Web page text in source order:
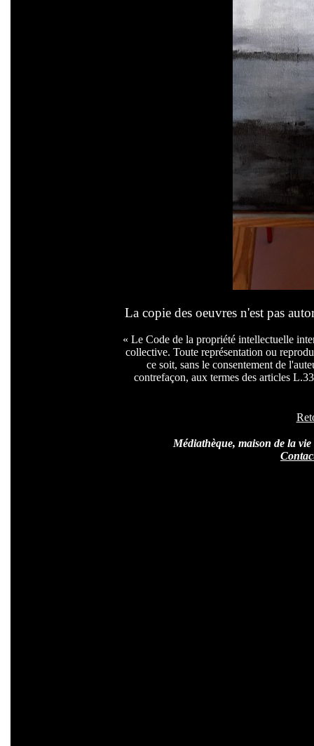
La copie des oeuvres n'est pas
« Le Code de la propriété intellectuelle
collective. Toute représentation ou
ce soit, sans le consentement de
contrefaçon, aux termes des articles
Médiathèque, maison de la